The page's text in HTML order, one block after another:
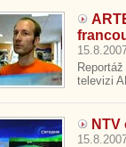
televizi